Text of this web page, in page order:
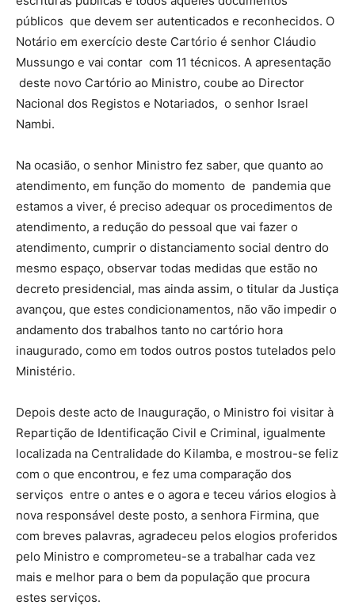
públicos que devem ser autenticados e reconhecidos. O
Notário em exercício deste Cartório é senhor Cláudio
Mussungo e vai contar com 11 técnicos. A apresentação
deste novo Cartório ao Ministro, coube ao Director
Nacional dos Registos e Notariados, o senhor Israel
Nambi.
Na ocasião, o senhor Ministro fez saber, que quanto ao
atendimento, em função do momento de pandemia que
estamos a viver, é preciso adequar os procedimentos de
atendimento, a redução do pessoal que vai fazer o
atendimento, cumprir o distanciamento social dentro do
mesmo espaço, observar todas medidas que estão no
decreto presidencial, mas ainda assim, o titular da Justiça
avançou, que estes condicionamentos, não vão impedir o
andamento dos trabalhos tanto no cartório hora
inaugurado, como em todos outros postos tutelados pelo
Ministério.
Depois deste acto de Inauguração, o Ministro foi visitar à
Repartição de Identificação Civil e Criminal, igualmente
localizada na Centralidade do Kilamba, e mostrou-se feliz
com o que encontrou, e fez uma comparação dos
serviços entre o antes e o agora e teceu vários elogios à
nova responsável deste posto, a senhora Firmina, que
com breves palavras, agradeceu pelos elogios proferidos
pelo Ministro e comprometeu-se a trabalhar cada vez
mais e melhor para o bem da população que procura
estes serviços.